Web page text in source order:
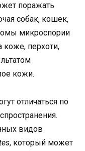
поражать
собак, кошек,
микроспории
коже, перхоти,
кожи.
отличаться по
видов
, который может